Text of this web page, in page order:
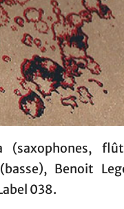
Benoit
038.